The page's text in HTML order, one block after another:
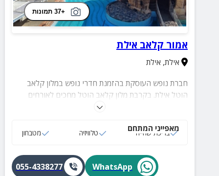
+37 תמונות
אמור קלאב אילת
אילת, אילת
חברת נופש העוסקת בהזמנת חדרי נופש במלון קלאב
הוטל אילת. בקרבת מלון קלאב הוטל מחכים לאורחים
אטרקציות הניתן ליהנות מהם בעיר אילת כמו - ספורט ימי,
תוססים ועוד!
מאפייני המתחם
בריכת שחייה טלוויזיה מטבחון
WhatsApp
055-4338277